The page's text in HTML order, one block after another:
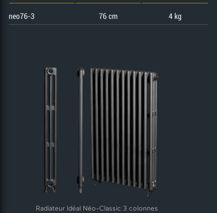
neo76-3 76 cm 4 kg
Radiateur Idéal Néo-Classic 3 colonnes